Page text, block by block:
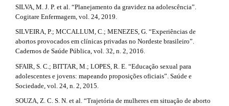
SILVA, M. J. P. et al. “Planejamento da gravidez na adolescência”.
Cogitare Enfermagem, vol. 24, 2019.
SILVEIRA, P.; MCCALLUM, C.; MENEZES, G. “Experiências de
abortos provocados em clínicas privadas no Nordeste brasileiro”.
Cadernos de Saúde Pública, vol. 32, n. 2, 2016.
SFAIR, S. C.; BITTAR, M.; LOPES, R. E. “Educação sexual para
adolescentes e jovens: mapeando proposições oficiais”. Saúde e
Sociedade, vol. 24, n. 2, 2015.
SOUZA, Z. C. S. N. et al. “Trajetória de mulheres em situação de aborto